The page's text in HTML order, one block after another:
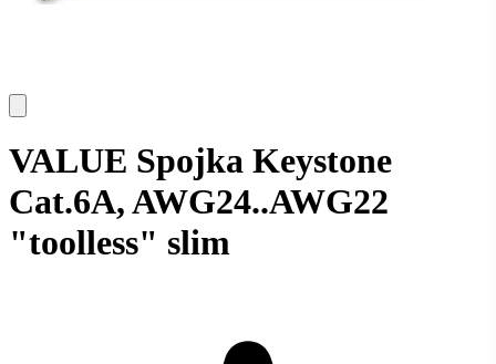
VALUE Spojka Keystone
Cat.6A, AWG24..AWG22
"toolless" slim